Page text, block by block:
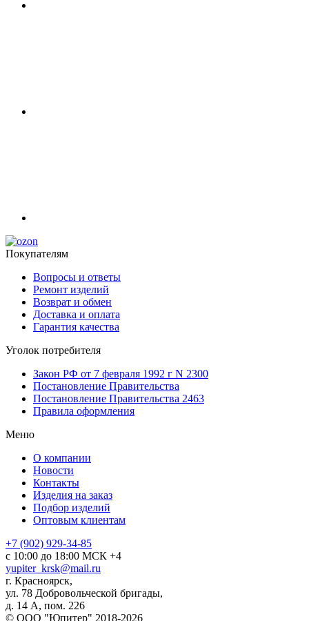
Покупателям
Вопросы и ответы
Ремонт изделий
Возврат и обмен
Доставка и оплата
Гарантия качества
Уголок потребителя
Закон РФ от 7 февраля 1992 г N 2300
Постановление Правительства
Постановление Правительства 2463
Правила оформления
Меню
О компании
Новости
Контакты
Изделия на заказ
Подбор изделий
Оптовым клиентам
+7 (902) 929-34-85
с 10:00 до 18:00 МСК +4
yupiter_krsk@mail.ru
г. Красноярск,
ул. 78 Добровольческой бригады,
д. 14 А, пом. 226
© ООО "Юпитер" 2018-2026